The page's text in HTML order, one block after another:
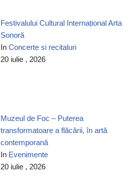
Festivalului Cultural Internațional Arta
Sonoră
InConcerte si recitaluri
20 iulie , 2026
Muzeul de Foc – Puterea
transformatoare a flăcării, în artă
contemporană
In Evenimente
20 iulie , 2026